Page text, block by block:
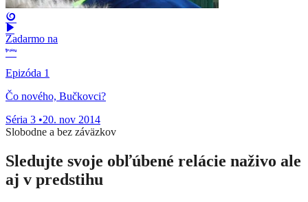
Zadarmo na
Epizóda 1
Čo nového, Bučkovci?
Séria 3 •20. nov 2014
Slobodne a bez záväzkov
Sledujte svoje obľúbené relácie naživo ale
aj v predstihu